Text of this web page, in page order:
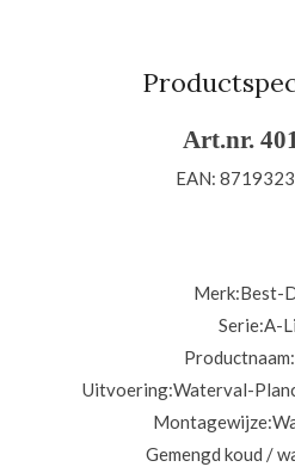
Art.nr.
EAN:
Merk:Best-
Serie:A-
Productnaam:
Uitvoering:Waterval-
Montagewijze:
Gemengd koud /